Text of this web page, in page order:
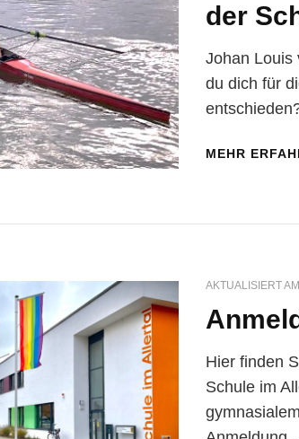
der
Johan Louis
du dich für
MEHR
AKTUALISIERT AM
Hier finden
Schule im